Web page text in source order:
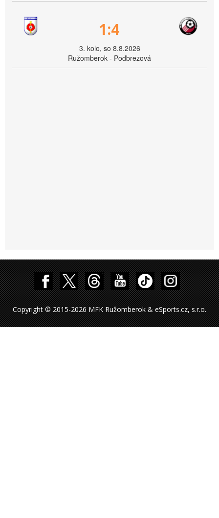
1:4
3. kolo, so 8.8.2026
Ružomberok - Podbrezová
Copyright © 2015-2026 MFK Ružomberok & eSports.cz, s.r.o.